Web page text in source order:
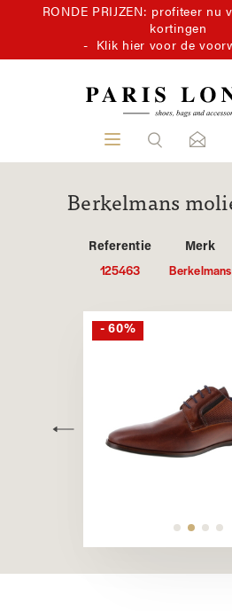
RONDE PRIJZEN: profiteer nu
kortingen
- Klik hier voor de
Berkelmans
Referentie
125463
Merk
Berkelmans
- 60%